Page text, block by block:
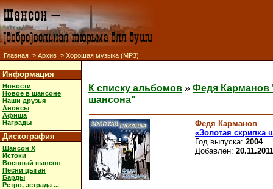
Главная » Архив » Хорошая музыка (MP3)
Информация
Новости
Новое в шансоне
Наши друзья
Анонсы
Афиша
Награды
Дискография
Шансон X
Истоки
Военный шансон
Песни цыган
Барды
Ретро, эстрада ...
К списку альбомов » Федя Карманов
шансона"
Федя Карманов
«Золотая скрипка
Год выпуска: 2004
Добавлен: 20.11.2011